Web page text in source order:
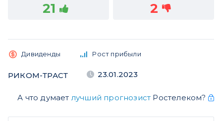
21 2
Дивиденды Рост прибыли
РИКОМ-ТРАСТ 23.01.2023
А что думает лучший прогнозист Ростелеком?